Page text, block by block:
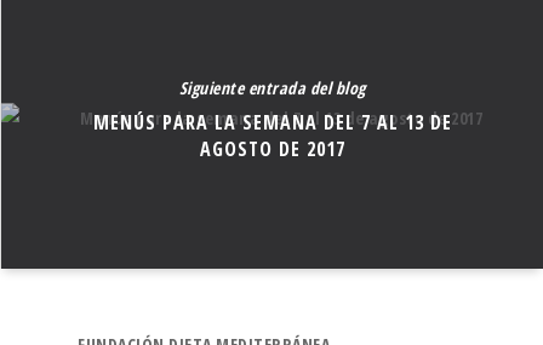
Siguiente entrada del blog
MENÚS PARA LA SEMANA DEL 7 AL 13 DE
AGOSTO DE 2017